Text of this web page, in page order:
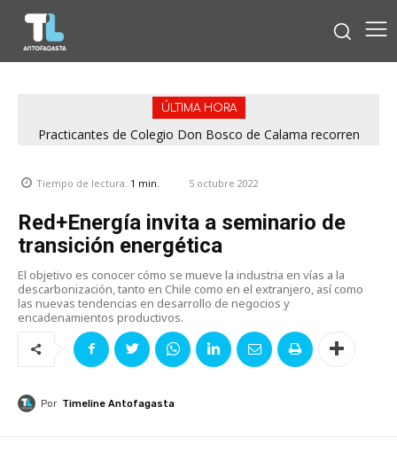
ÚLTIMA HORA
Practicantes de Colegio Don Bosco de Calama recorren
Tiempo de lectura: 1 min. 5 octubre 2022
Red+Energía invita a seminario de
transición energética
El objetivo es conocer cómo se mueve la industria en vías a la
descarbonización, tanto en Chile como en el extranjero, así como
las nuevas tendencias en desarrollo de negocios y
encadenamientos productivos.
Por Timeline Antofagasta